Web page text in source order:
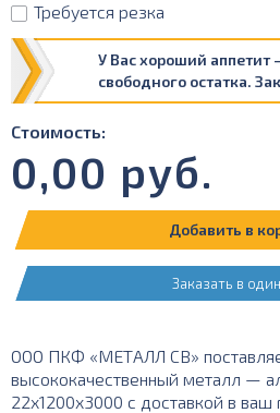
Требуется резка
У Вас хороший аппетит
свободного остатка.
Стоимость:
0,00 руб.
Добавить в
Заказать в
ООО ПКФ «МЕТАЛЛ СВ»
высококачественный металл —
22х1200х3000 с доставкой в ваш